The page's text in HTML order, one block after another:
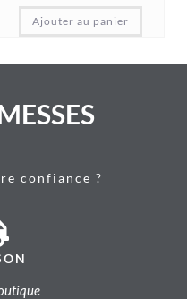
Ajouter au panier
confiance ?